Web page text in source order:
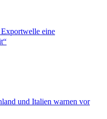
eine
und Italien warnen vor